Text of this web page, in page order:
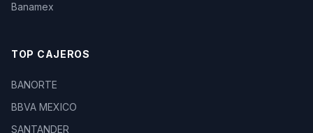
Banamex
TOP CAJEROS
BANORTE
BBVA MEXICO
SANTANDER